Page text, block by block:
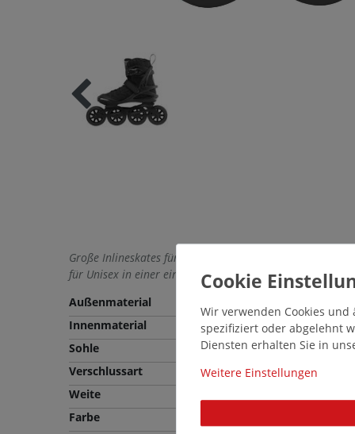
Große Inlineskates für Unisex. Entdecken Sie große
für Unisex in einer einmaligen Vielfalt.
Außenmaterial
Innenmaterial
Synthetik
Sohle
Synthetik
Verschlussart
Schnalle
Weite
Farbe
Wir verwenden Cookies
spezifiziert oder abgelehnt
Diensten erhalten Sie in
Weitere Einstellungen